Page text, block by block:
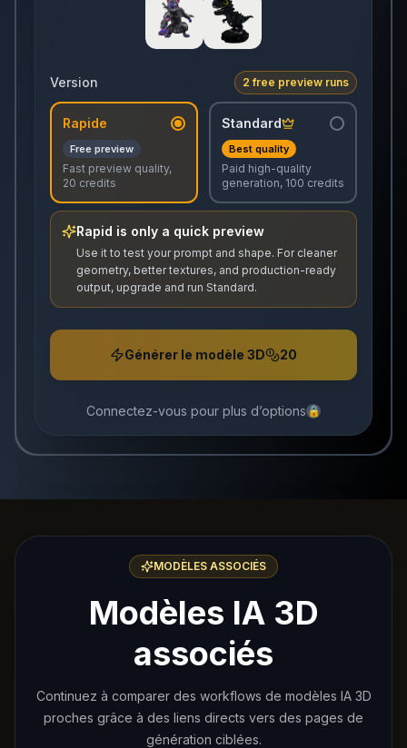
Version 2 free preview runs
Rapide
Free preview
Fast preview quality,
20 credits
Standard
Best quality
Paid high-quality
generation, 100 credits
Rapid is only a quick preview
Use it to test your prompt and shape. For cleaner
geometry, better textures, and production-ready
output, upgrade and run Standard.
Générer le modèle 3D 20
Connectez-vous pour plus d’options🔒
MODÈLES ASSOCIÉS
Modèles IA 3D
associés
Continuez à comparer des workflows de modèles IA 3D
proches grâce à des liens directs vers des pages de
génération ciblées.